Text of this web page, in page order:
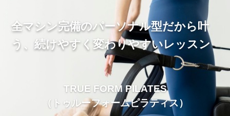
全マシン完備のパーソナル型だから叶
う、続けやすく変わりやすいレッスン
TRUE FORM PILATES
（トゥルーフォームピラティス）